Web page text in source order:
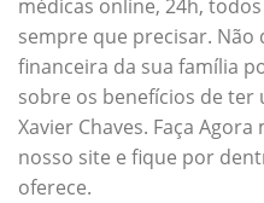
médicas online, 24h,
sempre que precisar. Não
financeira da sua família
sobre os benefícios de ter
Xavier Chaves. Faça
nosso site e fique por
oferece.